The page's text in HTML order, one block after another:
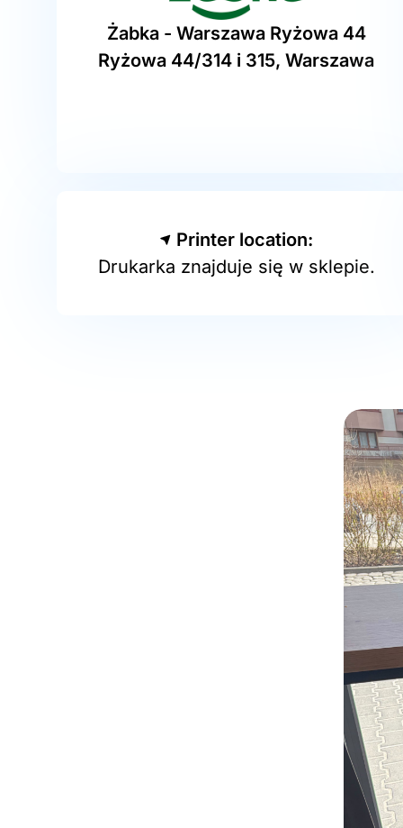
Żabka - Warszawa Ryżowa 44
Ryżowa 44/314 i 315, Warszawa
Printer location:
Drukarka znajduje się w sklepie.